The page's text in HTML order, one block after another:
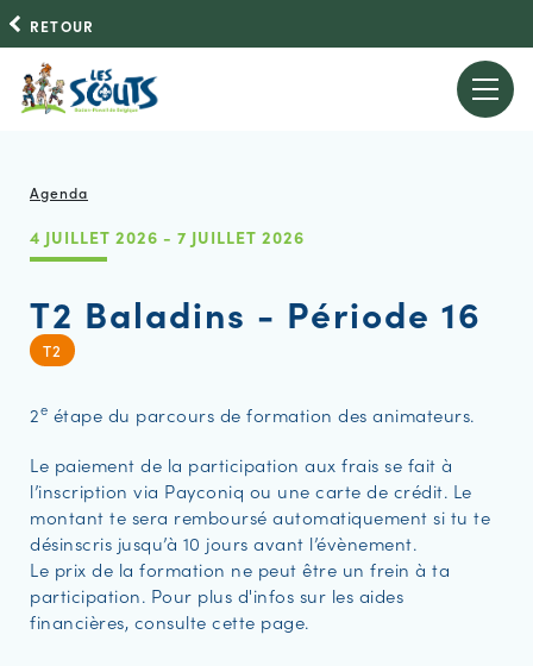
RETOUR
Agenda
4 JUILLET 2026 - 7 JUILLET 2026
T2 Baladins - Période 16
T2
2e étape du parcours de formation des animateurs.
Le paiement de la participation aux frais se fait à
l’inscription via Payconiq ou une carte de crédit. Le
montant te sera remboursé automatiquement si tu te
désinscris jusqu’à 10 jours avant l’évènement.
Le prix de la formation ne peut être un frein à ta
participation. Pour plus d'infos sur les aides
financières, consulte cette page.